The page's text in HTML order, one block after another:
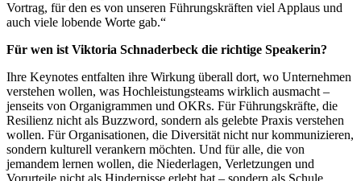
Vortrag, für den es von unseren Führungskräften viel Applaus und
auch viele lobende Worte gab.“
Für wen ist Viktoria Schnaderbeck die richtige Speakerin?
Ihre Keynotes entfalten ihre Wirkung überall dort, wo Unternehmen
verstehen wollen, was Hochleistungsteams wirklich ausmacht –
jenseits von Organigrammen und OKRs. Für Führungskräfte, die
Resilienz nicht als Buzzword, sondern als gelebte Praxis verstehen
wollen. Für Organisationen, die Diversität nicht nur kommunizieren,
sondern kulturell verankern möchten. Und für alle, die von
jemandem lernen wollen, die Niederlagen, Verletzungen und